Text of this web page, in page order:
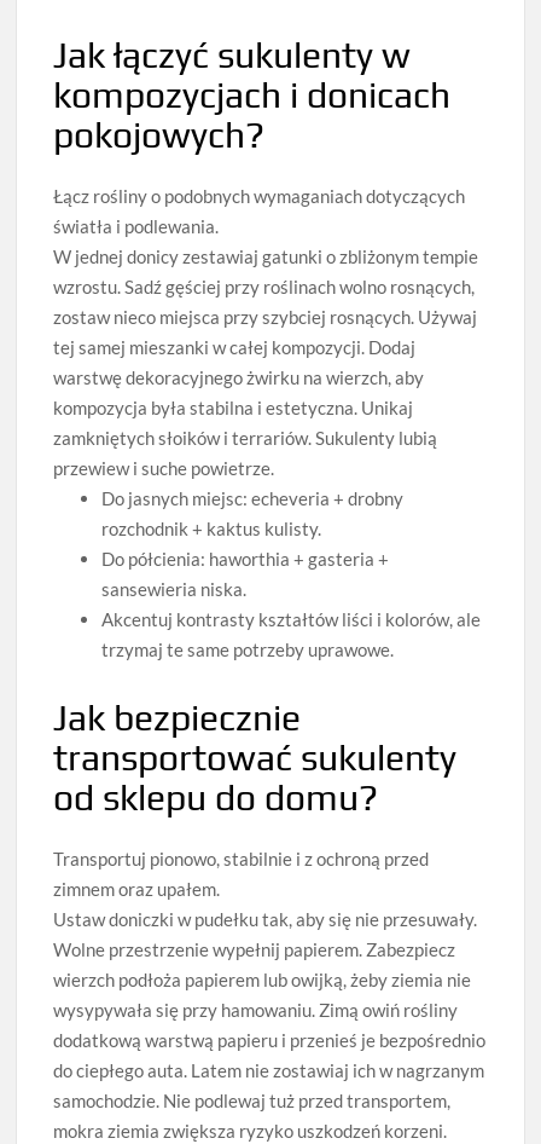
Jak łączyć sukulenty w
kompozycjach i donicach
pokojowych?
Łącz rośliny o podobnych wymaganiach dotyczących
światła i podlewania.
W jednej donicy zestawiaj gatunki o zbliżonym tempie
wzrostu. Sadź gęściej przy roślinach wolno rosnących,
zostaw nieco miejsca przy szybciej rosnących. Używaj
tej samej mieszanki w całej kompozycji. Dodaj
warstwę dekoracyjnego żwirku na wierzch, aby
kompozycja była stabilna i estetyczna. Unikaj
zamkniętych słoików i terrariów. Sukulenty lubią
przewiew i suche powietrze.
Do jasnych miejsc: echeveria + drobny
rozchodnik + kaktus kulisty.
Do półcienia: haworthia + gasteria +
sansewieria niska.
Akcentuj kontrasty kształtów liści i kolorów, ale
trzymaj te same potrzeby uprawowe.
Jak bezpiecznie
transportować sukulenty
od sklepu do domu?
Transportuj pionowo, stabilnie i z ochroną przed
zimnem oraz upałem.
Ustaw doniczki w pudełku tak, aby się nie przesuwały.
Wolne przestrzenie wypełnij papierem. Zabezpiecz
wierzch podłoża papierem lub owijką, żeby ziemia nie
wysypywała się przy hamowaniu. Zimą owiń rośliny
dodatkową warstwą papieru i przenieś je bezpośrednio
do ciepłego auta. Latem nie zostawiaj ich w nagrzanym
samochodzie. Nie podlewaj tuż przed transportem,
mokra ziemia zwiększa ryzyko uszkodzeń korzeni.